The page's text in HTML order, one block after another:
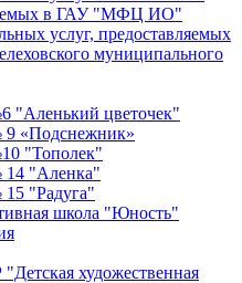
в ГАУ "МФЦ ИО"
услуг, предоставляемых
муниципального
"Аленький цветочек"
9 «Подснежник»
"Тополек"
14 "Аленка"
"Радуга"
школа "Юность"
художественная